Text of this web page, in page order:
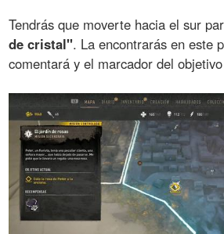
Tendrás que moverte hacia el sur
de cristal". La encontrarás en este
comentará y el marcador del